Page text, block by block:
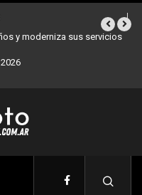
Notables y ya son 90 en toda